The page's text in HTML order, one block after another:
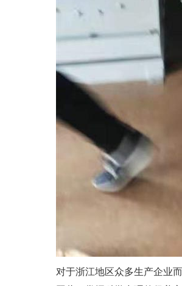
对于浙江地区众多生产企业